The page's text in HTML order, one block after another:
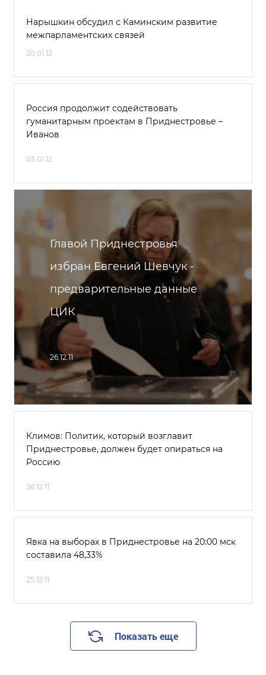
Нарышкин обсудил с Каминским развитие
межпарламентских связей
20.01.12
Россия продолжит содействовать
гуманитарным проектам в Приднестровье –
Иванов
03.01.12
Главой Приднестровья
избран Евгений Шевчук -
предварительные данные
ЦИК
26.12.11
Климов: Политик, который возглавит
Приднестровье, должен будет опираться на
Россию
26.12.11
Явка на выборах в Приднестровье на 20:00 мск
составила 48,33%
25.12.11
Показать еще